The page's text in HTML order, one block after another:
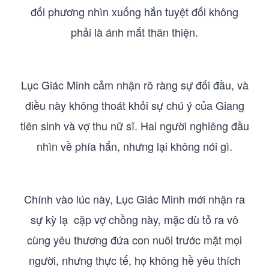
đối phương nhìn xuống hắn tuyệt đối không
phải là ánh mắt thân thiện.
Lục Giác Minh cảm nhận rõ ràng sự đối đầu, và
điều này không thoát khỏi sự chú ý của Giang
tiên sinh và vợ thu nữ sĩ. Hai người nghiêng đầu
nhìn về phía hắn, nhưng lại không nói gì.
Chính vào lúc này, Lục Giác Minh mới nhận ra
sự kỳ lạ cặp vợ chồng này, mặc dù tỏ ra vô
cùng yêu thương đứa con nuôi trước mặt mọi
người, nhưng thực tế, họ không hề yêu thích